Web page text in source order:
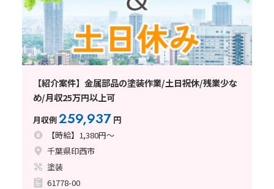
【紹介案件】金属部品の塗装作業/土日祝休/残業少な
め/月収25万円以上可
月収例259,937 円
【時給】1,380円～
千葉県印西市
塗装
61778-00